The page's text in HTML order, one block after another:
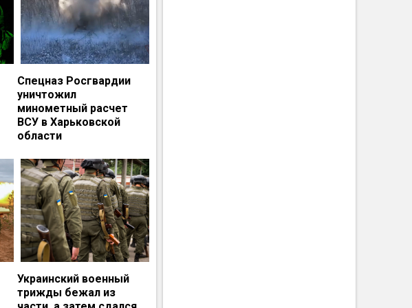
Спецназ Росгвардии
уничтожил
минометный расчет
ВСУ в Харьковской
области
Украинский военный
трижды бежал из